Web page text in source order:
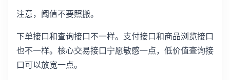
注意，阈值不要照搬。
下单接口和查询接口不一样。支付接口和商品浏览接口
也不一样。核心交易接口宁愿敏感一点，低价值查询接
口可以放宽一点。